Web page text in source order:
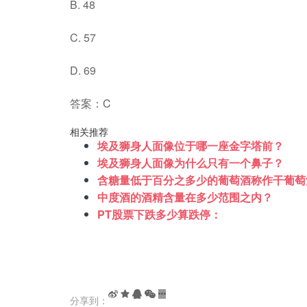
B. 48
C. 57
D. 69
答案：C
相关推荐
埃及狮身人面像位于哪一座金字塔前？
埃及狮身人面像为什么只有一个鼻子？
含糖量低于百分之多少的葡萄酒称作干葡
中度酒的酒精含量在多少范围之内？
PT股票下跌多少算跌停：
分享到：